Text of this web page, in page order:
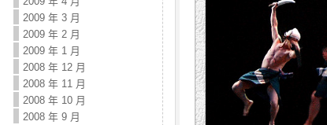
2009 年 3 月
2009 年 2 月
2009 年 1 月
2008 年 12 月
2008 年 11 月
2008 年 10 月
2008 年 9 月